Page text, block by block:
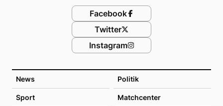
News Politik
Sport Matchcenter
Facebook
Twitter
Instagram